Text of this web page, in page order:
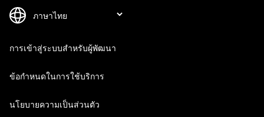
การเข้าสู่ระบบสำหรับผู้พัฒนา
ข้อกำหนดในการใช้บริการ
นโยบายความเป็นส่วนตัว